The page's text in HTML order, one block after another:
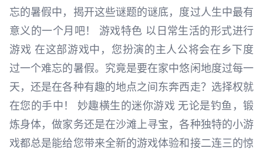
忘的暑假中，揭开这些谜题的谜底，度过人生中最有
意义的一个月吧！ 游戏特色 以日常生活的形式进行
游戏 在这部游戏中，您扮演的主人公将会在乡下度
过一个难忘的暑假。究竟是要在家中悠闲地度过每一
天，还是在各种有趣的地点之间东奔西走？选择权就
在您的手中！ 妙趣横生的迷你游戏 无论是钓鱼，锻
炼身体，做家务还是在沙滩上寻宝，各种独特的小游
戏都总是能给您带来全新的游戏体验和接二连三的惊